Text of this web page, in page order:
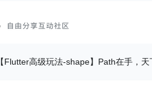
【Flutter高级玩法-shape】Path在手，天